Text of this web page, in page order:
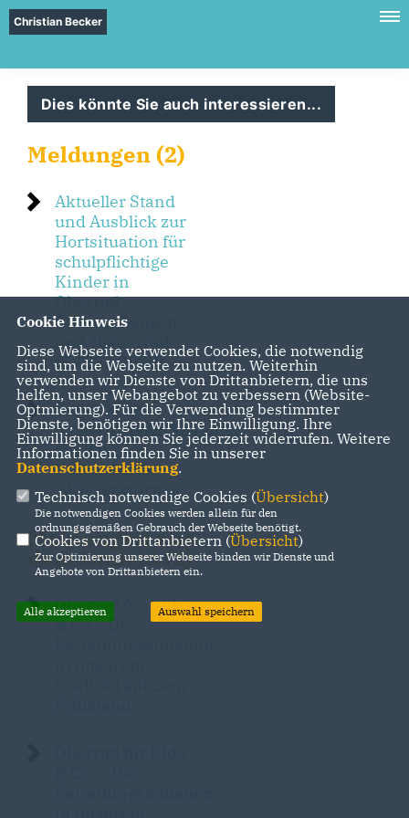
Christian Becker
Dies könnte Sie auch interessieren...
Meldungen (2)
Aktueller Stand
und Ausblick zur
Hortsituation für
schulpflichtige
Kinder in
Oberrad,
Sachsenhausen
und Niederrad
(F 2871 2020)
Zusätzliche
Sicherungsmaßnahmen
vor der
Krabbelstube
"Wasserknirpse"
Meldungen aus
dem Umfeld (2)
Oberrad für Kids
& Co. - Die
Cookie Hinweis
Diese Webseite verwendet Cookies, die notwendig
sind, um die Webseite zu nutzen. Weiterhin
verwenden wir Dienste von Drittanbietern, die uns
helfen, unser Webangebot zu verbessern (Website-
Optmierung). Für die Verwendung bestimmter
Dienste, benötigen wir Ihre Einwilligung. Ihre
Einwilligung können Sie jederzeit widerrufen. Weitere
Informationen finden Sie in unserer
Datenschutzerklärung.
Technisch notwendige Cookies (Übersicht)
Die notwendigen Cookies werden allein für den
ordnungsgemäßen Gebrauch der Webseite benötigt.
Cookies von Drittanbietern (Übersicht)
Zur Optimierung unserer Webseite binden wir Dienste und
Angebote von Drittanbietern ein.
Alle akzeptieren Auswahl speichern